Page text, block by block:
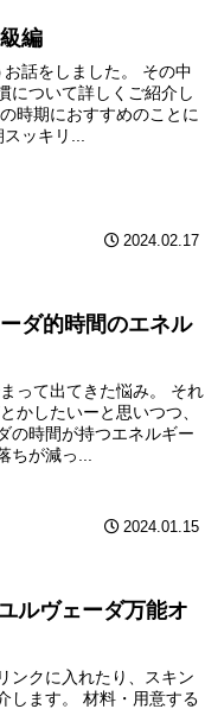
編
話をしました。 その中
について詳しくご紹介し
時期におすすめのことに
ッキリ...
2024.02.17
ダ的時間のエネル
って出てきた悩み。 それ
かしたいーと思いつつ、
の時間が持つエネルギー
ちが減っ...
2024.01.15
ルヴェーダ万能オ
ンクに入れたり、スキン
します。 材料・用意する